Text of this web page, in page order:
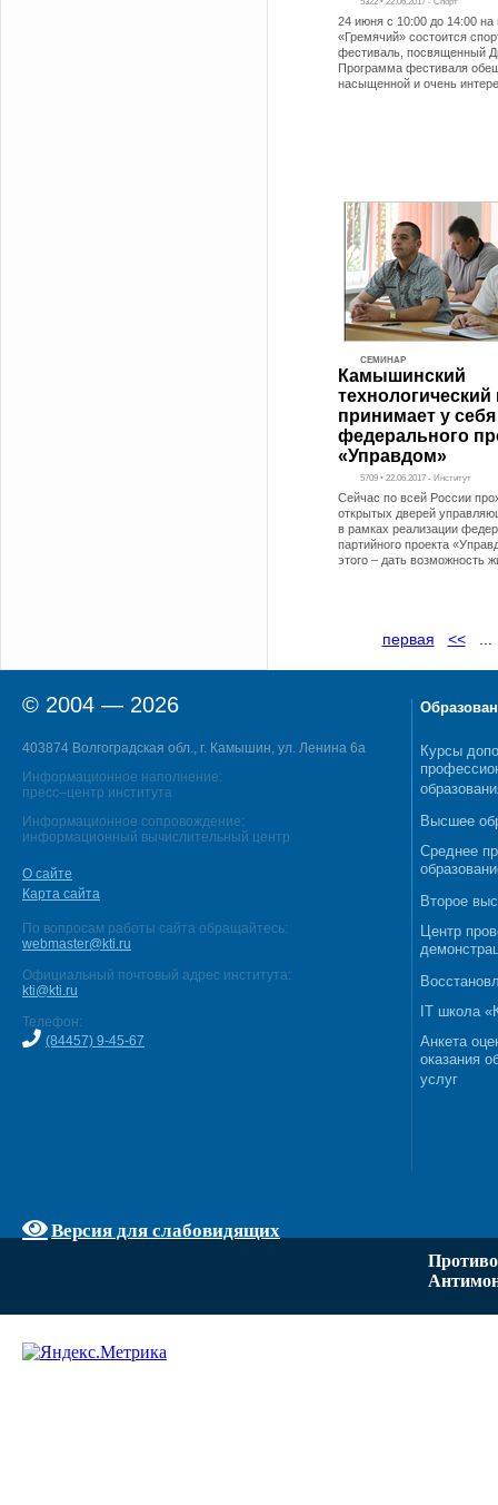
24 июня с 10:00 до 14:00 на
«Гремячий» состоится
фестиваль, посвященный
Программа фестиваля
насыщенной и очень
СЕМИНАР
Камышинский
технологический
принимает у
федерального
«Управдом»
5709 • 22.06.2017 - Институт
Сейчас по всей России
открытых дверей
в рамках реализации
партийного проекта
этого – дать возможность
первая <<
© 2004 — 2026
403874 Волгоградская обл., г. Камышин, ул. Ленина 6а
Информационное наполнение:
пресс–центр института
Информационное сопровождение:
информационный вычислительный центр
О сайте
Карта сайта
По вопросам работы сайта обращайтесь:
webmaster@kti.ru
Официальный почтовый адрес института:
kti@kti.ru
Телефон:
(84457) 9-45-67
Версия для слабовидящих
Курсы
Высшее
Среднее
Второе
Центр
IT школа
Анкета
оказания
услуг